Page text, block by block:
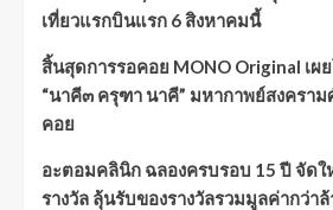
เที่ยวแรกบินแรก 6 สิงหาคมนี้
สิ้นสุดการรอคอย MONO Original เ
“นาคี๓ ครุฑา นาคี” มหากาพย์สงครา
คอย
อะตอมคลินิก ฉลองครบรอบ 15 ปี จัด
รางวัล ลุ้นรับของรางวัลรวมมูลค่ากว่า